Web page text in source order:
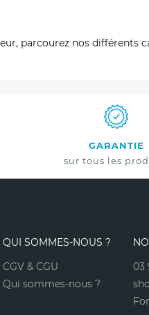
parcourez nos différents
GARANTIE
sur tous les
QUI SOMMES-NOUS ?
CGV & CGU
Qui sommes-nous ?
03
- Offre non cumulable